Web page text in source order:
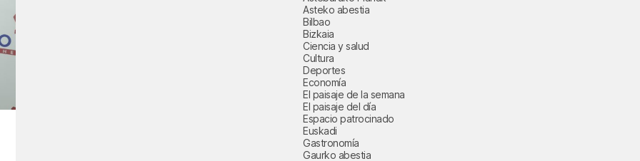
Asteko abestia
Bilbao
Bizkaia
Ciencia y salud
Cultura
Deportes
Economía
El paisaje de la semana
El paisaje del día
Espacio patrocinado
Euskadi
Gastronomía
Gaurko abestia